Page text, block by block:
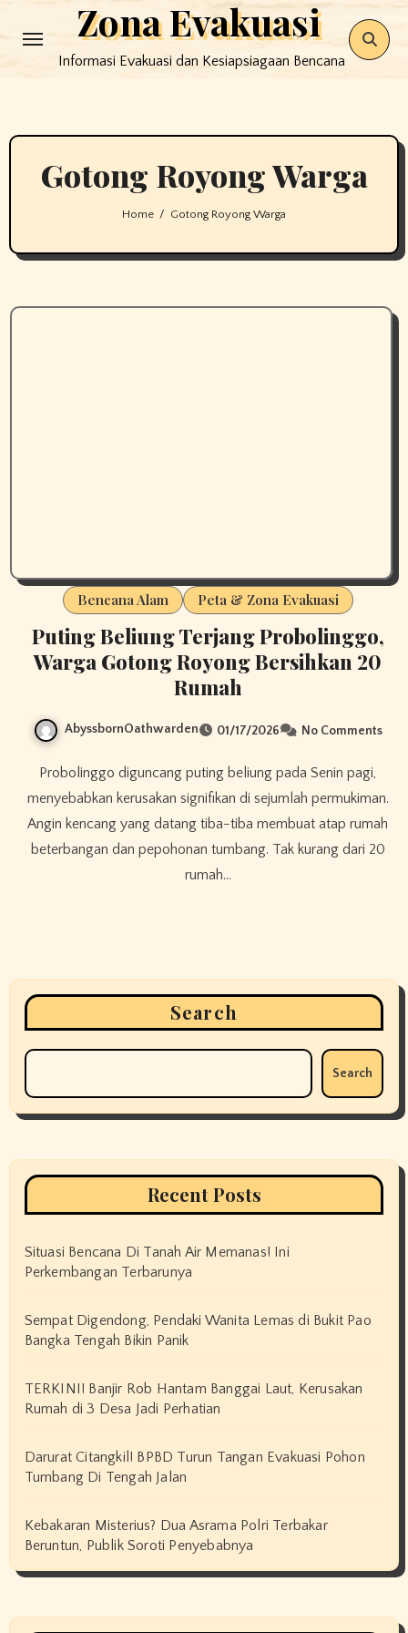
to
Zona Evakuasi
Informasi Evakuasi dan Kesiapsiagaan Bencana
Gotong Royong Warga
Home Gotong Royong Warga
Bencana Alam Peta & Zona Evakuasi
Puting Beliung Terjang Probolinggo,
Warga Gotong Royong Bersihkan 20
Rumah
AbyssbornOathwarden 01/17/2026 No Comments
Probolinggo diguncang puting beliung pada Senin pagi,
menyebabkan kerusakan signifikan di sejumlah permukiman.
Angin kencang yang datang tiba-tiba membuat atap rumah
beterbangan dan pepohonan tumbang. Tak kurang dari 20
rumah…
Search
Search
Recent Posts
Situasi Bencana Di Tanah Air Memanas! Ini
Perkembangan Terbarunya
Sempat Digendong, Pendaki Wanita Lemas di Bukit Pao
Bangka Tengah Bikin Panik
TERKINI! Banjir Rob Hantam Banggai Laut, Kerusakan
Rumah di 3 Desa Jadi Perhatian
Darurat Citangkil! BPBD Turun Tangan Evakuasi Pohon
Tumbang Di Tengah Jalan
Kebakaran Misterius? Dua Asrama Polri Terbakar
Beruntun, Publik Soroti Penyebabnya